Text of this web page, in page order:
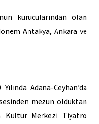
kurucularından olan
Antakya, Ankara ve
Adana-Ceyhan’da
mezun olduktan
Kültür Merkezi Tiyatro